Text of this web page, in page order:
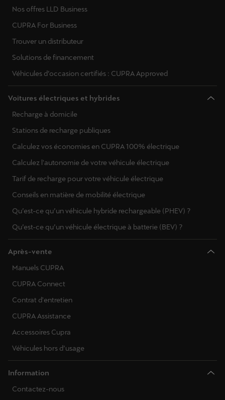
Nos offres LLD Business
CUPRA For Business
Trouver un distributeur
Solutions de financement
Véhicules d’occasion certifiés : CUPRA Approved
Voitures électriques et hybrides
Recharge à domicile
Stations de recharge publiques
Calculez vos économies en CUPRA 100% électrique
Calculez l'autonomie de votre véhicule électrique
Tarif de recharge pour votre véhicule électrique
Conseils en matière de mobilité électrique
Qu’est-ce qu’un véhicule hybride rechargeable (PHEV) ?
Qu’est-ce qu’un véhicule électrique à batterie (BEV) ?
Après-vente
Manuels CUPRA
CUPRA Connect
Contrat d'entretien
CUPRA Assistance
Accessoires Cupra
Véhicules hors d’usage
Information
Contactez-nous